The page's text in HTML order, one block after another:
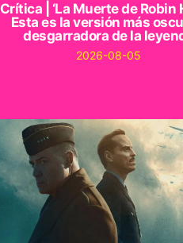
Crítica | ‘La Muerte de Robin
Esta es la versión más
desgarradora de la
2026-08-05